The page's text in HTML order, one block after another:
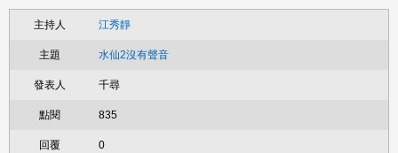
江秀靜
水仙2沒有聲音
千尋
835
0